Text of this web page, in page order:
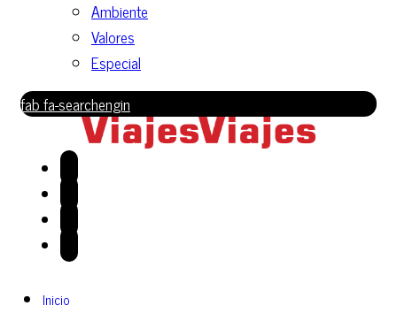
Ambiente
Valores
Especial
fab fa-searchengin
Inicio